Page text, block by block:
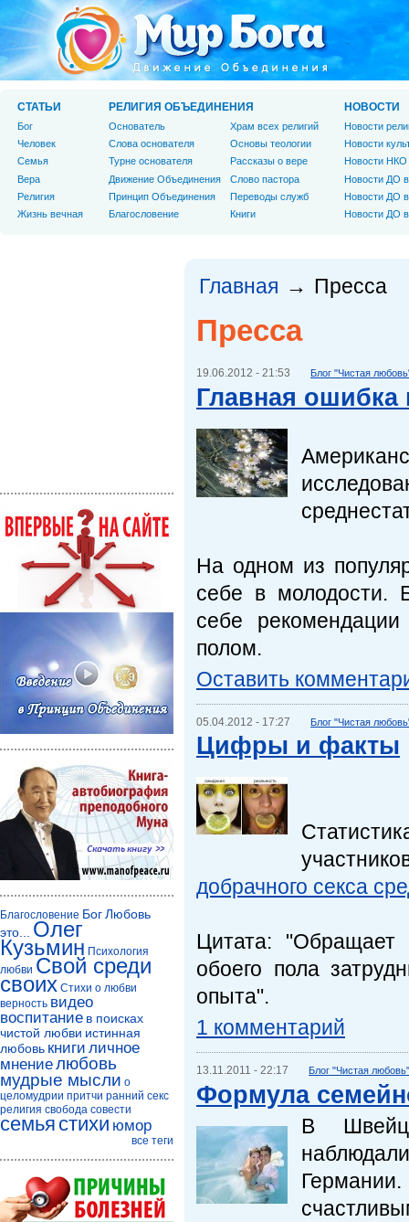
Главная → Пресса
Пресса
19.06.2012 - 21:53 Блог "Чистая
Главная
На одном из
себе в молодости.
себе
полом.
Оставить
05.04.2012 - 17:27 Блог "Чистая
Цифры и факты
добрачного секса
Цитата: "Обращает
обоего пола
опыта".
1 комментарий
13.11.2011 - 22:17 Блог "Чистая любовь"
Формула
В
СТАТЬИ
Бог
Человек
Cемья
Вера
Религия
Жизнь вечная
РЕЛИГИЯ ОБЪЕДИНЕНИЯ
Основатель
Слова основателя
Турне основателя
Движение Объединения
Принцип Объединения
Благословение
Храм всех религий
Основы теологии
Рассказы о вере
Слово пастора
Переводы служб
Книги
НОВОСТИ
Новости
Новости
Новости НКО
Новости ДО
Новости ДО
Новости ДО
Благословение БогЛюбовь
это...
Олег
Кузьмин Психология
любви Свой среди
своих Стихи о любви
верность видео
воспитание в поисках
чистой любви истинная
любовь книги личное
мнениелюбовь
мудрые мысли о
целомудрии притчи ранний секс
религия свобода совести
семья стихи юмор
все теги